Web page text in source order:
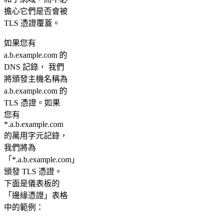
擔心它們是否會被
TLS 憑證覆蓋。
如果您有
a.b.example.com 的
DNS 記錄， 我們
將頒發主機名稱為
a.b.example.com 的
TLS 憑證。如果
您有
*.a.b.example.com
的萬用字元記錄，
我們將為
「*.a.b.example.com」
頒發 TLS 憑證。
下面是儀表板的
「邊緣憑證」表格
中的範例：